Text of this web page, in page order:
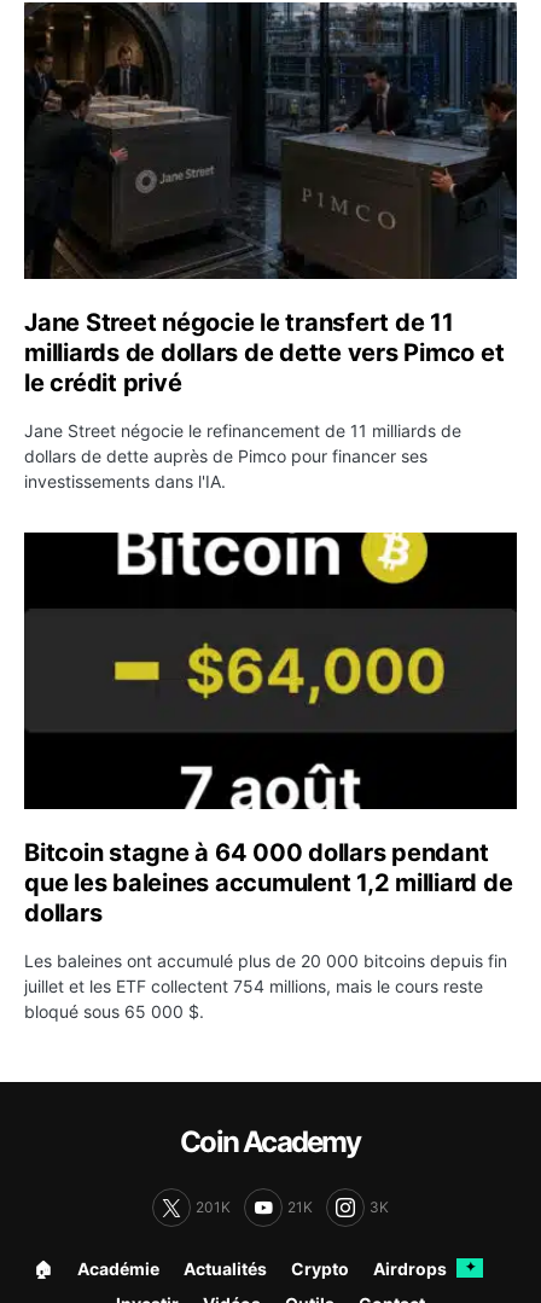
Jane Street négocie le transfert de 11 milliards de
Jane Street négocie le transfert de 11
milliards de dollars de dette vers Pimco et
le crédit privé
Jane Street négocie le refinancement de 11 milliards de
dollars de dette auprès de Pimco pour financer ses
investissements dans l'IA.
Bitcoin stagne à 64 000 dollars pendant que les
Bitcoin stagne à 64 000 dollars pendant
que les baleines accumulent 1,2 milliard de
dollars
Les baleines ont accumulé plus de 20 000 bitcoins depuis fin
juillet et les ETF collectent 754 millions, mais le cours reste
bloqué sous 65 000 $.
Coin Academy
201K 21K 3K
🏠︎ Académie Actualités Crypto Airdrops ✦